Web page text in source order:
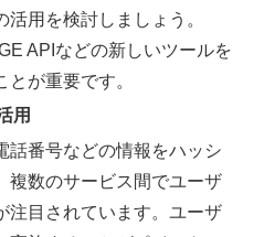
用を検討しましょう。
APIなどの新しいツールを
が重要です。
用
話番号などの情報をハッシ
複数のサービス間でユーザ
注目されています。ユーザ